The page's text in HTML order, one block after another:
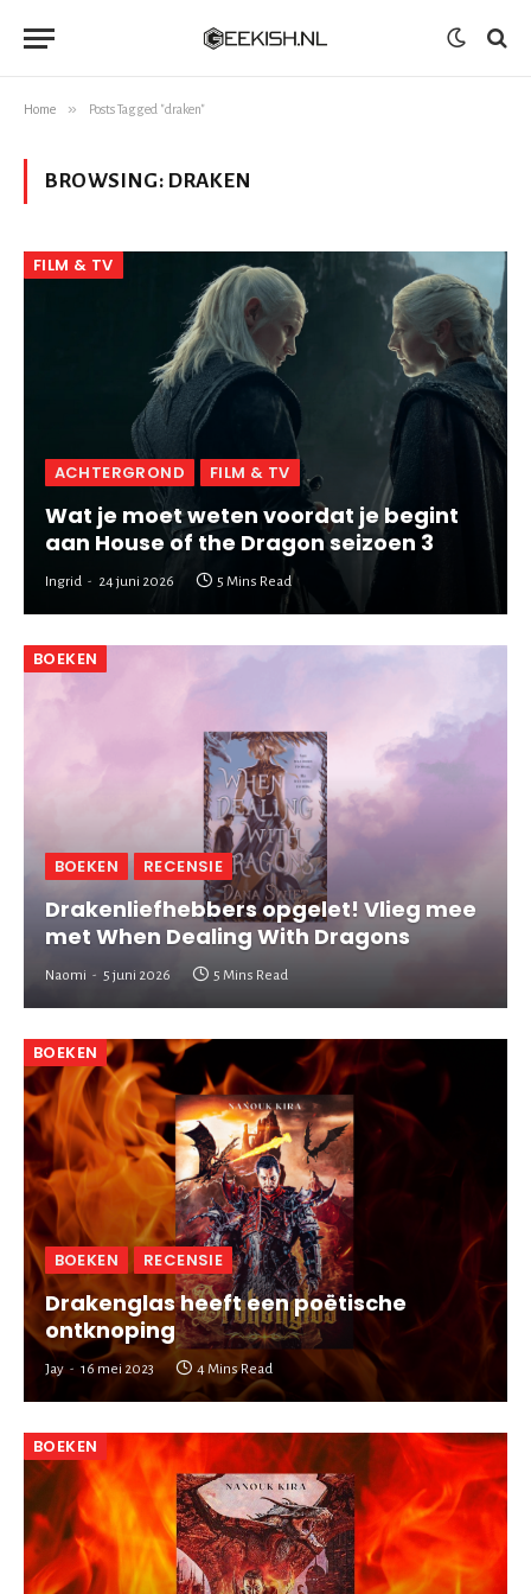
Home » Posts Tagged "draken"
BROWSING: DRAKEN
FILM & TV
ACHTERGROND FILM & TV
Wat je moet weten voordat je begint
aan House of the Dragon seizoen 3
Ingrid 24 juni 2026 5 Mins Read
BOEKEN
BOEKEN RECENSIE
Drakenliefhebbers opgelet! Vlieg mee
met When Dealing With Dragons
Naomi 5 juni 2026 5 Mins Read
BOEKEN
BOEKEN RECENSIE
Drakenglas heeft een poëtische
ontknoping
Jay 16 mei 2023 4 Mins Read
BOEKEN